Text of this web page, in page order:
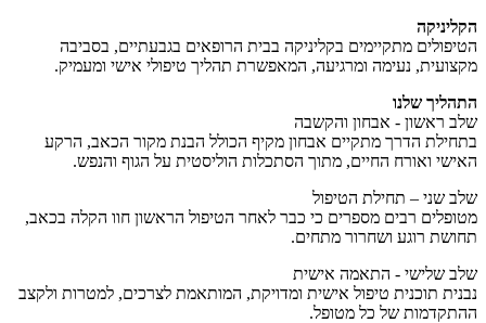
הקליניקה
הטיפולים מתקיימים בקליניקה בבית הרופאים בגבעתיים, בסביבה
מקצועית, נעימה ומרגיעה, המאפשרת תהליך טיפולי אישי ומעמיק.
התהליך שלנו
שלב ראשון - אבחון והקשבה
בתחילת הדרך מתקיים אבחון מקיף הכולל הבנת מקור הכאב, הרקע
האישי ואורח החיים, מתוך הסתכלות הוליסטית על הגוף והנפש.
שלב שני – תחילת הטיפול
מטופלים רבים מספרים כי כבר לאחר הטיפול הראשון חוו הקלה בכאב,
תחושת רוגע ושחרור מתחים.
שלב שלישי - התאמה אישית
נבנית תוכנית טיפול אישית ומדויקת, המותאמת לצרכים, למטרות ולקצב
ההתקדמות של כל מטופל.